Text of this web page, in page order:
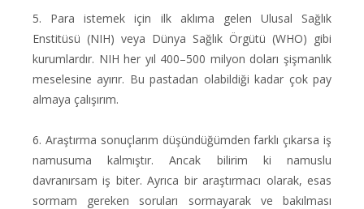
5. Para istemek için ilk aklıma gelen Ulusal Sağlık
Enstitüsü (NIH) veya Dünya Sağlık Örgütü (WHO) gibi
kurumlardır. NIH her yıl 400–500 milyon doları şişmanlık
meselesine ayırır. Bu pastadan olabildiği kadar çok pay
almaya çalışırım.
6. Araştırma sonuçlarım düşündüğümden farklı çıkarsa iş
namusuma kalmıştır. Ancak bilirim ki namuslu
davranırsam iş biter. Ayrıca bir araştırmacı olarak, esas
sormam gereken soruları sormayarak ve bakılması